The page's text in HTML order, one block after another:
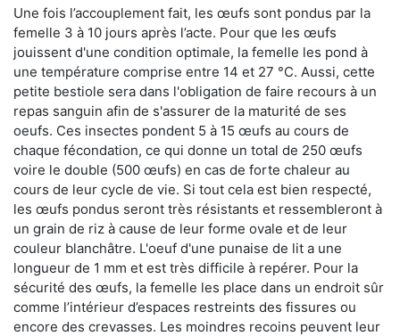
Une fois l’accouplement fait, les œufs sont pondus par la
femelle 3 à 10 jours après l’acte. Pour que les œufs
jouissent d'une condition optimale, la femelle les pond à
une température comprise entre 14 et 27 °C. Aussi, cette
petite bestiole sera dans l'obligation de faire recours à un
repas sanguin afin de s'assurer de la maturité de ses
oeufs. Ces insectes pondent 5 à 15 œufs au cours de
chaque fécondation, ce qui donne un total de 250 œufs
voire le double (500 œufs) en cas de forte chaleur au
cours de leur cycle de vie. Si tout cela est bien respecté,
les œufs pondus seront très résistants et ressembleront à
un grain de riz à cause de leur forme ovale et de leur
couleur blanchâtre. L'oeuf d'une punaise de lit a une
longueur de 1 mm et est très difficile à repérer. Pour la
sécurité des œufs, la femelle les place dans un endroit sûr
comme l’intérieur d’espaces restreints des fissures ou
encore des crevasses. Les moindres recoins peuvent leur